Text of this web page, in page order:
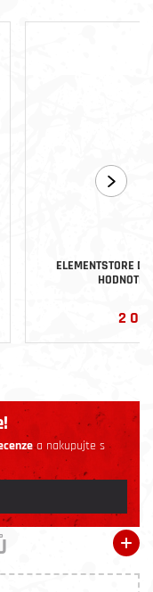
ELEMENTSTORE
2
a nakupujte s